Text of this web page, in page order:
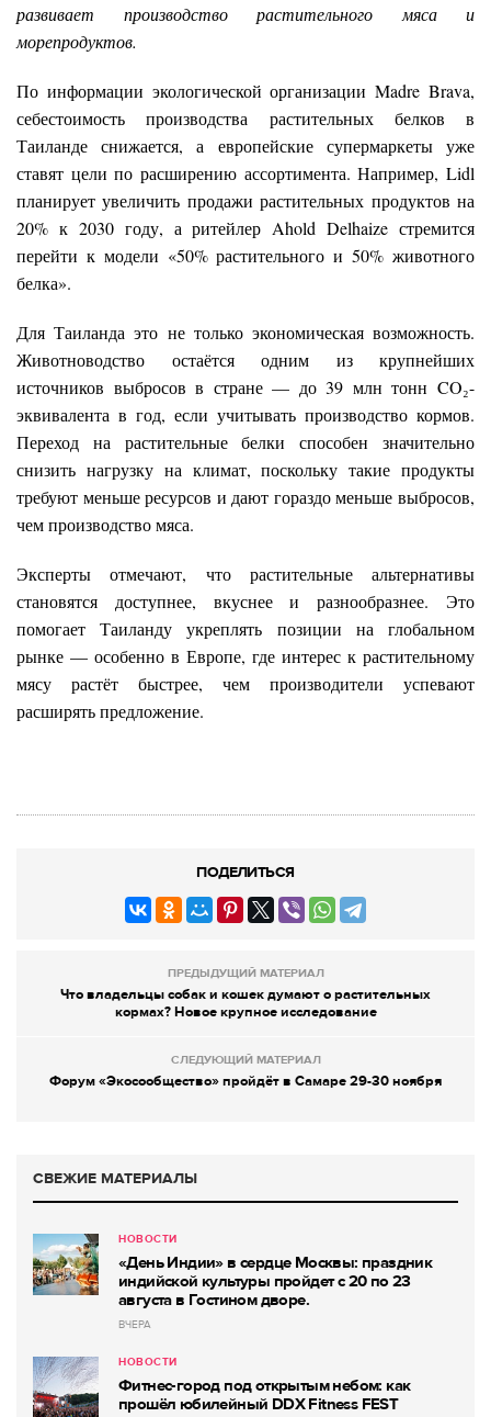
развивает производство растительного мяса и
морепродуктов.
По информации экологической организации Madre Brava,
себестоимость производства растительных белков в
Таиланде снижается, а европейские супермаркеты уже
ставят цели по расширению ассортимента. Например, Lidl
планирует увеличить продажи растительных продуктов на
20% к 2030 году, а ритейлер Ahold Delhaize стремится
перейти к модели «50% растительного и 50% животного
белка».
Для Таиланда это не только экономическая возможность.
Животноводство остаётся одним из крупнейших
источников выбросов в стране — до 39 млн тонн CO₂-
эквивалента в год, если учитывать производство кормов.
Переход на растительные белки способен значительно
снизить нагрузку на климат, поскольку такие продукты
требуют меньше ресурсов и дают гораздо меньше выбросов,
чем производство мяса.
Эксперты отмечают, что растительные альтернативы
становятся доступнее, вкуснее и разнообразнее. Это
помогает Таиланду укреплять позиции на глобальном
рынке — особенно в Европе, где интерес к растительному
мясу растёт быстрее, чем производители успевают
расширять предложение.
ПОДЕЛИТЬСЯ
ПРЕДЫДУЩИЙ МАТЕРИАЛ
Что владельцы собак и кошек думают о растительных
кормах? Новое крупное исследование
СЛЕДУЮЩИЙ МАТЕРИАЛ
Форум «Экосообщество» пройдёт в Самаре 29-30 ноября
СВЕЖИЕ МАТЕРИАЛЫ
НОВОСТИ
«День Индии» в сердце Москвы: праздник
индийской культуры пройдет с 20 по 23
августа в Гостином дворе.
ВЧЕРА
НОВОСТИ
Фитнес-город под открытым небом: как
прошёл юбилейный DDX Fitness FEST